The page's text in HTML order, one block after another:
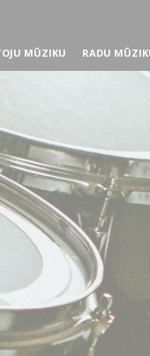
MŪZIKU RADU